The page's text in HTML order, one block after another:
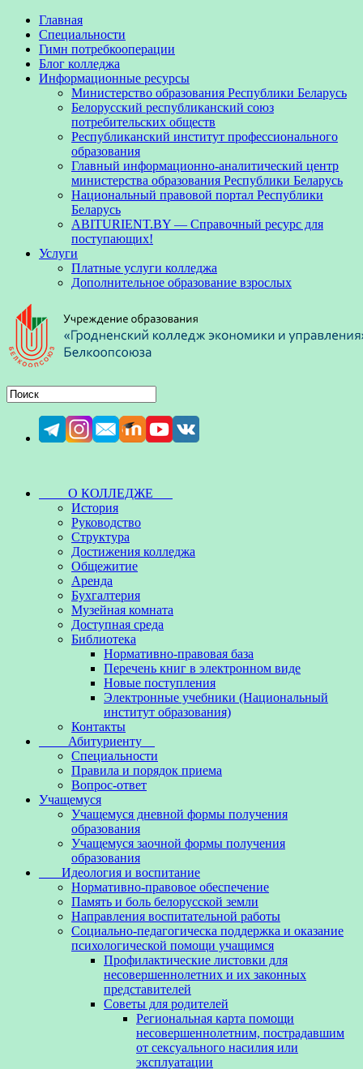
Главная
Специальности
Гимн потребкооперации
Блог колледжа
Информационные ресурсы
Министерство образования Республики Беларусь
Белорусский республиканский союз
потребительских обществ
Республиканский институт профессионального
образования
Главный информационно-аналитический центр
министерства образования Республики Беларусь
Национальный правовой портал Республики
Беларусь
ABITURIENT.BY — Справочный ресурс для
поступающих!
Услуги
Платные услуги колледжа
Дополнительное образование взрослых
О КОЛЛЕДЖЕ
История
Руководство
Структура
Достижения колледжа
Общежитие
Аренда
Бухгалтерия
Музейная комната
Доступная среда
Библиотека
Нормативно-правовая база
Перечень книг в электронном виде
Новые поступления
Электронные учебники (Национальный
институт образования)
Контакты
Абитуриенту
Специальности
Правила и порядок приема
Вопрос-ответ
Учащемуся
Учащемуся дневной формы получения
образования
Учащемуся заочной формы получения
образования
Идеология и воспитание
Нормативно-правовое обеспечение
Память и боль белорусской земли
Направления воспитательной работы
Социально-педагогическа поддержка и оказание
психологической помощи учащимся
Профилактические листовки для
несовершеннолетних и их законных
представителей
Советы для родителей
Региональная карта помощи
несовершеннолетним, пострадавшим
от сексуального насилия или
эксплуатации